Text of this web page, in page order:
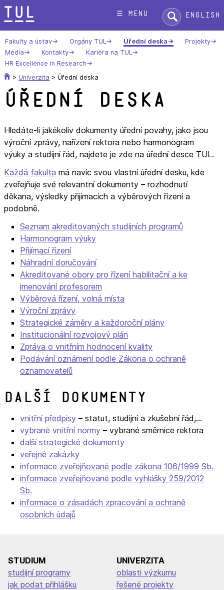
Přeskok
na
text
☰ menu Hledat:English
Fakulty a ústav Orgány TUL Úřední deska
Projekty
Média
Kontakty
Kariéra na TUL
HR Excellence in Research
> Univerzita >Úřední deska
Úřední deska
Hledáte-li jakékoliv dokumenty úřední povahy, jako jsou
výroční zprávy, nařízení rektora nebo harmonogram
výuky a studijní řád, najdete je zde na úřední desce TUL.
Každá fakulta má navíc svou vlastní úřední desku, kde
zveřejňuje své relevantní dokumenty – rozhodnutí
děkana, výsledky přijímacích a výběrových řízení a
podobně.
Seznam akreditovaných studijních programů
Harmonogram výuky
Přijímací řízení
Náhradní doručování
Akreditované obory pro řízení habilitační a ke
jmenování profesorem
Výběrová řízení, volná místa
Výroční zprávy
Strategické záměry a každoroční plány
Institucionální rozvojový plán
Zpráva o vnitřním hodnocení kvality
Podávání oznámení podle Zákona o ochraně
oznamovatelů
Další dokumenty
vnitřní předpisy – statut, studijní a zkušební řád,…
vybrané vnitřní normy – vybrané směrnice rektora
další strategické dokumenty
veřejné zakázky
informace zveřejňované podle zákona 106/1999 Sb.
informace zveřejňované podle vyhlášky 259/2012
Sb.
informace o zásadách zpracování a ochraně
osobních údajů
STUDIUM
studijní programy
jak podat přihlášku
UNIVERZITA
oblasti výzkumu
řešené projekty